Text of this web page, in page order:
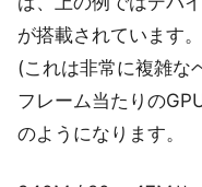
が搭載されています
(これは非常に複雑な
フレーム当たりの
のようになります。